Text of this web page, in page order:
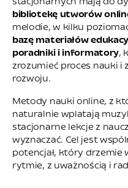
stacjonarnych mają do
bibliotekę utworów
melodie, w kilku
bazę materiałów
poradniki i informatory,
zrozumieć proces nauki i
rozwoju.
Metody nauki online, z
naturalnie wplatają
stacjonarne lekcje z
wyznaczać. Cel jest
potencjał, który drzemie
rytmie, z uważnością i